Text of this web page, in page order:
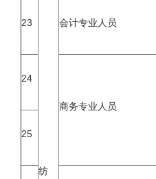
纺
23 会计专业人员
24
商务专业人员
25